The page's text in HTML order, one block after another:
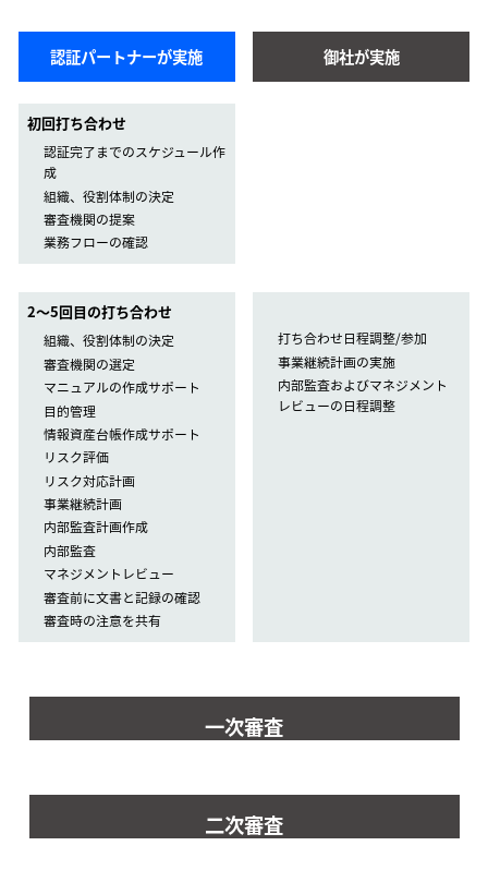
認証パートナーが実施 御社が実施
初回打ち合わせ
認証完了までのスケジュール作
成
組織、役割体制の決定
審査機関の提案
業務フローの確認
2〜5回目の打ち合わせ
組織、役割体制の決定
審査機関の選定
マニュアルの作成サポート
目的管理
情報資産台帳作成サポート
リスク評価
リスク対応計画
事業継続計画
内部監査計画作成
内部監査
マネジメントレビュー
審査前に文書と記録の確認
審査時の注意を共有
打ち合わせ日程調整/参加
事業継続計画の実施
内部監査およびマネジメント
レビューの日程調整
一次審査
二次審査